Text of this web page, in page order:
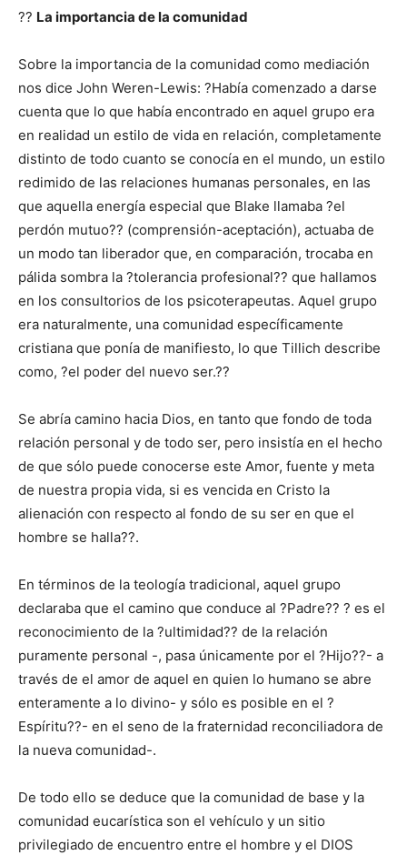
?? La importancia de la comunidad
Sobre la importancia de la comunidad como mediación
nos dice John Weren-Lewis: ?Había comenzado a darse
cuenta que lo que había encontrado en aquel grupo era
en realidad un estilo de vida en relación, completamente
distinto de todo cuanto se conocía en el mundo, un estilo
redimido de las relaciones humanas personales, en las
que aquella energía especial que Blake llamaba ?el
perdón mutuo?? (comprensión-aceptación), actuaba de
un modo tan liberador que, en comparación, trocaba en
pálida sombra la ?tolerancia profesional?? que hallamos
en los consultorios de los psicoterapeutas. Aquel grupo
era naturalmente, una comunidad específicamente
cristiana que ponía de manifiesto, lo que Tillich describe
como, ?el poder del nuevo ser.??
Se abría camino hacia Dios, en tanto que fondo de toda
relación personal y de todo ser, pero insistía en el hecho
de que sólo puede conocerse este Amor, fuente y meta
de nuestra propia vida, si es vencida en Cristo la
alienación con respecto al fondo de su ser en que el
hombre se halla??.
En términos de la teología tradicional, aquel grupo
declaraba que el camino que conduce al ?Padre?? ? es el
reconocimiento de la ?ultimidad?? de la relación
puramente personal -, pasa únicamente por el ?Hijo??- a
través de el amor de aquel en quien lo humano se abre
enteramente a lo divino- y sólo es posible en el ?
Espíritu??- en el seno de la fraternidad reconciliadora de
la nueva comunidad-.
De todo ello se deduce que la comunidad de base y la
comunidad eucarística son el vehículo y un sitio
privilegiado de encuentro entre el hombre y el DIOS